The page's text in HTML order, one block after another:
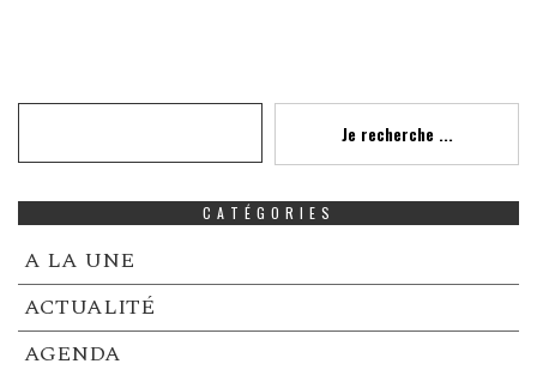
Je recherche ...
CATÉGORIES
A LA UNE
ACTUALITÉ
AGENDA